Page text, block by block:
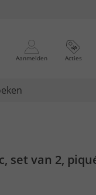
Aanmelden Acties
set van 2,